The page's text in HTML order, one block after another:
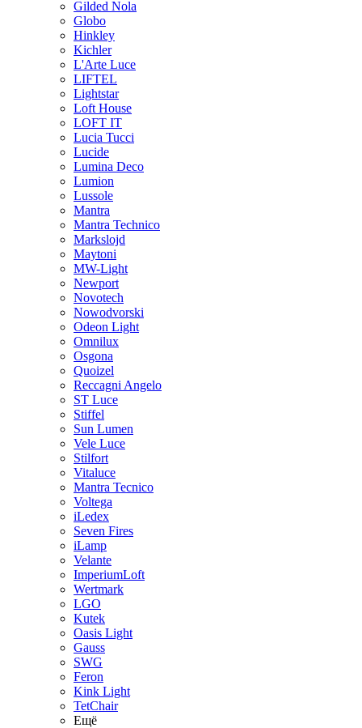
Gilded Nola
Globo
Hinkley
Kichler
L'Arte Luce
LIFTEL
Lightstar
Loft House
LOFT IT
Lucia Tucci
Lucide
Lumina Deco
Lumion
Lussole
Mantra
Mantra Technico
Markslojd
Maytoni
MW-Light
Newport
Novotech
Nowodvorski
Odeon Light
Omnilux
Osgona
Quoizel
Reccagni Angelo
ST Luce
Stiffel
Sun Lumen
Vele Luce
Stilfort
Vitaluce
Mantra Tecnico
Voltega
iLedex
Seven Fires
iLamp
Velante
ImperiumLoft
Wertmark
LGO
Kutek
Oasis Light
Gauss
SWG
Feron
Kink Light
TetСhair
Ещё